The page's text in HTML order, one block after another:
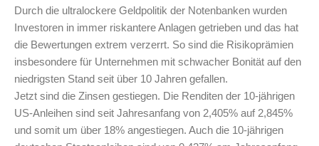
Durch die ultralockere Geldpolitik der Notenbanken wurden
Investoren in immer riskantere Anlagen getrieben und das hat
die Bewertungen extrem verzerrt. So sind die Risikoprämien
insbesondere für Unternehmen mit schwacher Bonität auf den
niedrigsten Stand seit über 10 Jahren gefallen.
Jetzt sind die Zinsen gestiegen. Die Renditen der 10-jährigen
US-Anleihen sind seit Jahresanfang von 2,405% auf 2,845%
und somit um über 18% angestiegen. Auch die 10-jährigen